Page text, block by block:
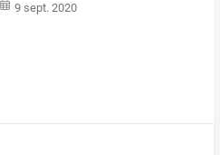
9 sept. 2020